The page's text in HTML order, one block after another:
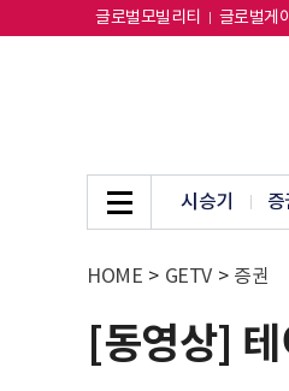
글로벌모빌리티 글로벌게
시승기 증
HOME > GETV > 증권
[동영상]